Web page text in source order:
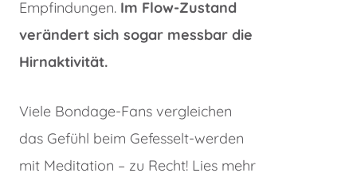
Empfindungen. Im Flow-Zustand
verändert sich sogar messbar die
Hirnaktivität.
Viele Bondage-Fans vergleichen
das Gefühl beim Gefesselt-werden
mit Meditation – zu Recht! Lies mehr